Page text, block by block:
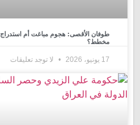
طوفان الأقصى: هجوم مباغت أم استدراج
مخطط؟
17 يونيو، 2026 لا توجد تعليقات